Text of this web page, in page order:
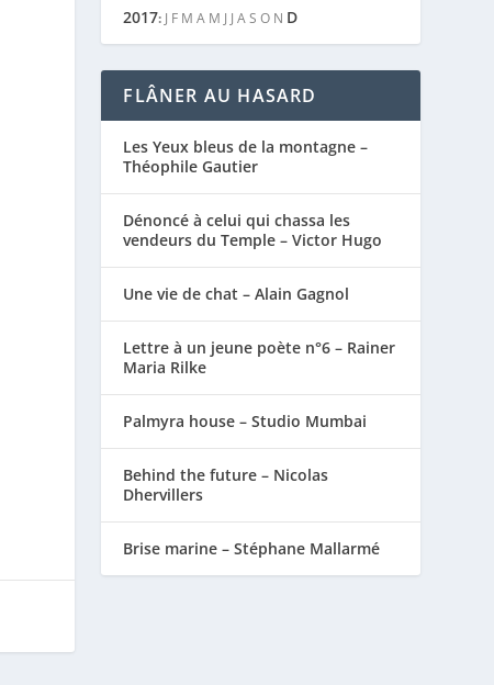
2017: J F M A M J J AS O N D
FLÂNER AU HASARD
Les Yeux bleus de la montagne –
Théophile Gautier
Dénoncé à celui qui chassa les
vendeurs du Temple – Victor Hugo
Une vie de chat – Alain Gagnol
Lettre à un jeune poète n°6 – Rainer
Maria Rilke
Palmyra house – Studio Mumbai
Behind the future – Nicolas
Dhervillers
Brise marine – Stéphane Mallarmé